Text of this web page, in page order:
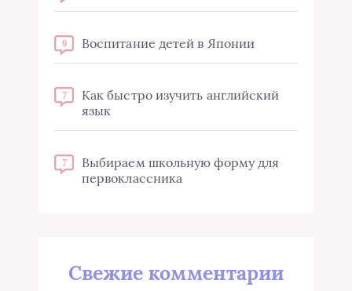
9 Воспитание детей в Японии
7
Как быстро изучить английский
язык
7
Выбираем школьную форму для
первоклассника
Свежие комментарии